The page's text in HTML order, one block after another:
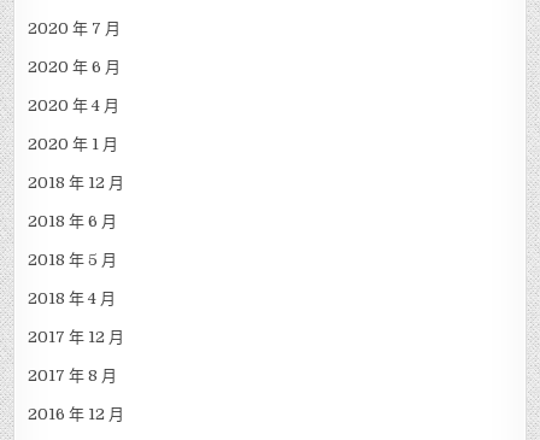
2020 年 7 月
2020 年 6 月
2020 年 4 月
2020 年 1 月
2018 年 12 月
2018 年 6 月
2018 年 5 月
2018 年 4 月
2017 年 12 月
2017 年 8 月
2016 年 12 月